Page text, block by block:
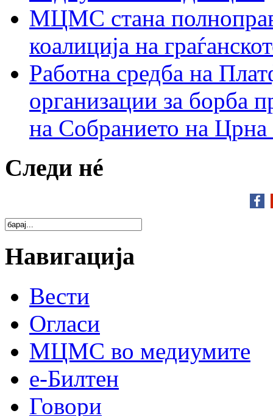
МЦМС стана
коалиција на
Работна средба на
организации за борба
на Собранието на Црна
Следи нé
Навигација
Вести
Огласи
МЦМС во медиумите
е-Билтен
Говори